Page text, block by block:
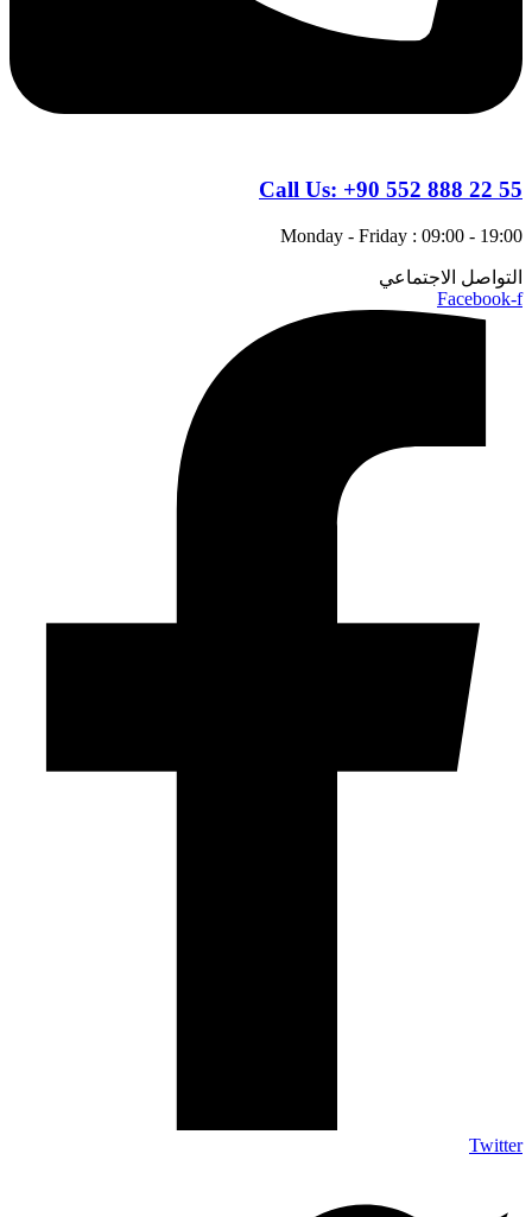
Call Us: +90 552 888 22 55
Monday - Friday : 09:00 - 19:00
التواصل الاجتماعي
Facebook-f
Twitter